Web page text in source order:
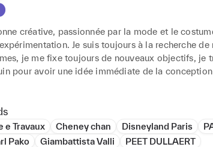
créative, passionnée par la mode et le
Je suis toujours à la recherche de
je me fixe toujours de nouveaux objectifs, je
pour avoir une idée immédiate de la
e Travaux Cheney chan Disneyland Paris
Pako
Giambattista Valli PEET DULLAERT